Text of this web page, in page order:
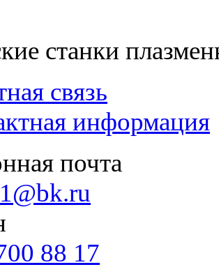
станки
связь
информация
почта
88 17